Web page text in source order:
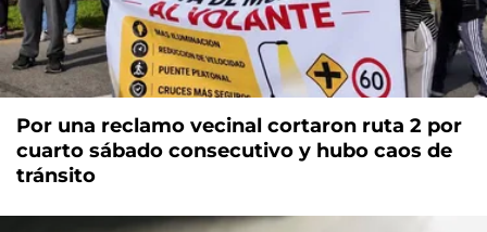
Por una reclamo vecinal cortaron ruta 2 por
cuarto sábado consecutivo y hubo caos de
tránsito